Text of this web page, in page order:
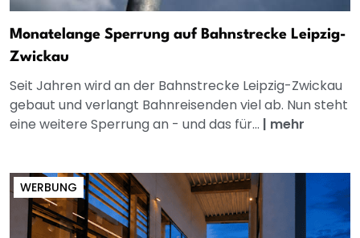
Monatelange Sperrung auf Bahnstrecke Leipzig-
Zwickau
Seit Jahren wird an der Bahnstrecke Leipzig-Zwickau
gebaut und verlangt Bahnreisenden viel ab. Nun steht
eine weitere Sperrung an - und das für... | mehr
WERBUNG